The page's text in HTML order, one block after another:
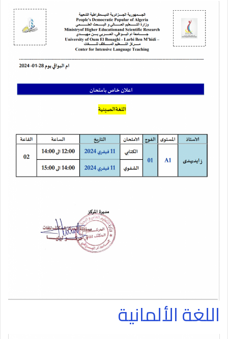
اللغة الألمانية